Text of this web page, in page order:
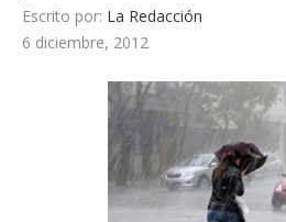
Escrito por: La Redacción
6 diciembre, 2012